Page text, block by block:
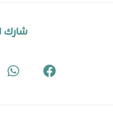
شارك